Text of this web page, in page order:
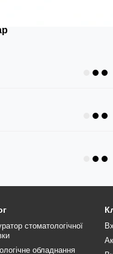
стоматологічної
обладнання